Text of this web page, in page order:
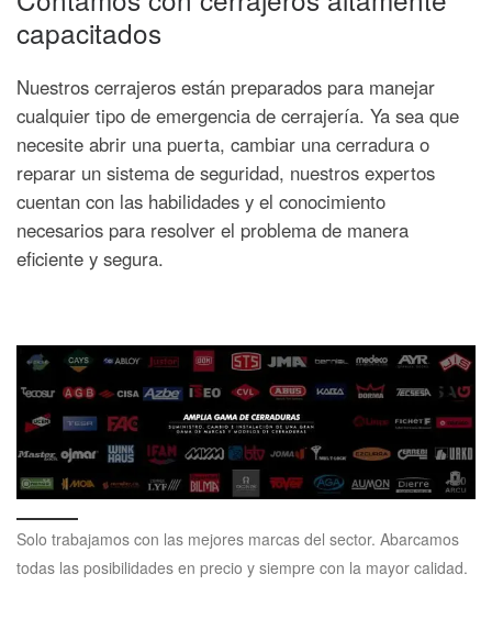
capacitados
Nuestros cerrajeros están preparados para manejar
cualquier tipo de emergencia de cerrajería. Ya sea que
necesite abrir una puerta, cambiar una cerradura o
reparar un sistema de seguridad, nuestros expertos
cuentan con las habilidades y el conocimiento
necesarios para resolver el problema de manera
eficiente y segura.
Solo trabajamos con las mejores marcas del sector. Abarcamos
todas las posibilidades en precio y siempre con la mayor calidad.